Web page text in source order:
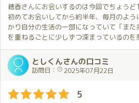
スタッフの皆様も、電話から送迎までいつ
だきありがとうございました。
穂香さんにお会いするのは今回でちょうど
初めてお会いしてから約半年、毎月のよう
かり自分の生活の一部になっていて「また
を重ねるごとに少しずつ深まっているのを
そんな節目の今回は穂香さんのお誕生月と
グ。
少しでもゆっくり過ごしたいと思い、２枠
しました。
階段で出迎えてくれた穂香さんはリクエス
としくんさんの口コミ
訪問日： 2025年07月22日
5